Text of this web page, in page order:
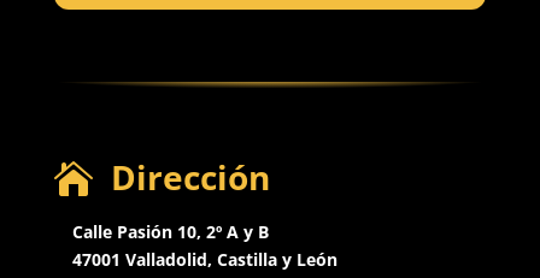
 Dirección
Calle Pasión 10, 2º A y B
47001 Valladolid, Castilla y León